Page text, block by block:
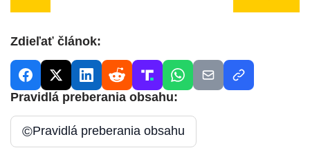
Zdieľať článok:
Pravidlá preberania obsahu:
©Pravidlá preberania obsahu